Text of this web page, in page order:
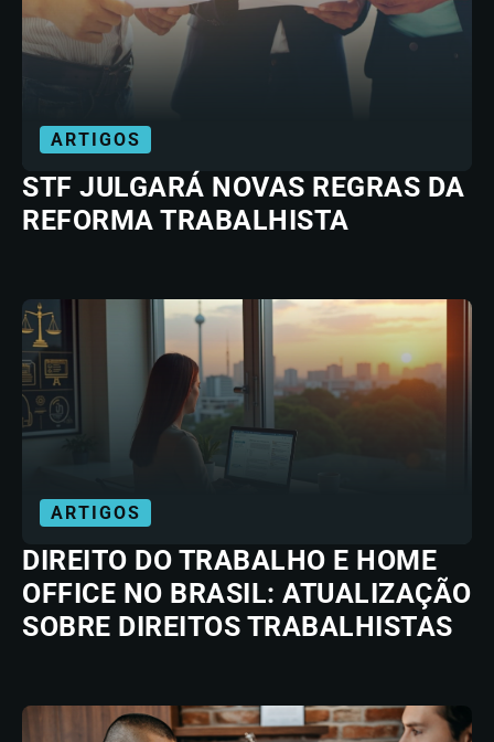
ARTIGOS
STF JULGARÁ NOVAS REGRAS DA
REFORMA TRABALHISTA
ARTIGOS
DIREITO DO TRABALHO E HOME
OFFICE NO BRASIL: ATUALIZAÇÃO
SOBRE DIREITOS TRABALHISTAS